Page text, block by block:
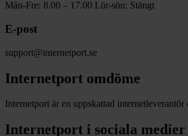
Mån-Fre: 8.00 – 17.00 Lör-sön: Stängt
E-post
support@internetport.se
Internetport omdöme
Internetport är en uppskattad
Internetport i sociala medier